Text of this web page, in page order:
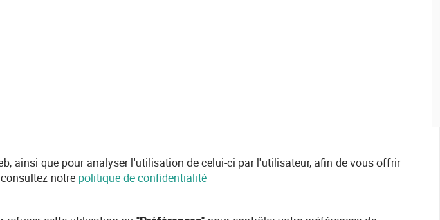
ainsi que pour analyser l'utilisation de celui-ci par l'utilisateur, afin de vous offrir
notre politique de confidentialité